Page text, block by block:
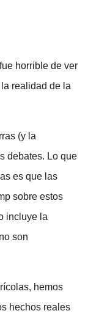
horrible de ver
realidad de la
(y la
debates. Lo que
es que las
sobre estos
incluye la
son
hemos
hechos reales